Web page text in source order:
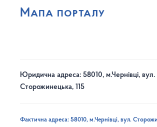
Мапа порталу
Юридична адреса: 58010, м.Чернівці, вул.
Сторожинецька, 115
Фактична адреса: 58010, м.Чернівці, вул.